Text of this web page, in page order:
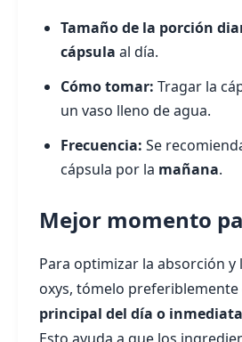
Tamaño de la porción
cápsula al día.
Cómo tomar: Tragar la
un vaso lleno de agua.
Frecuencia: Se
cápsula por la mañana.
Mejor momento
Para optimizar la absorción y
oxys, tómelo preferiblemente
principal del día o